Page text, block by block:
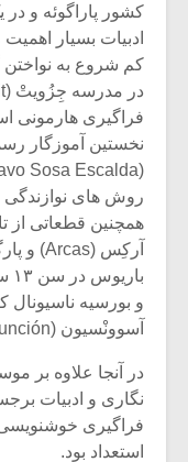
کشور پاراگوئه و
ادبیات بسیار
کم شروع به نواختن
فراگیری هارمونی
نخستین آموزگار
آسوونْسیون (Asunción) را دریافت نمود.
در آنجا علاوه بر
نگاری و ادبیات
فراگیری خوشنویسی
استعداد بود.